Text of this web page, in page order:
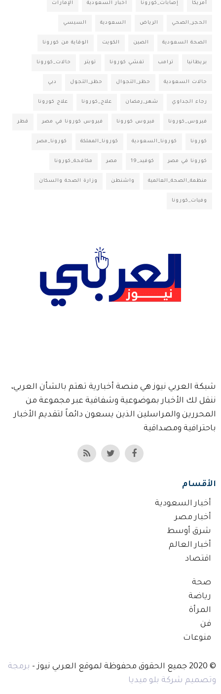
أمريكا إصابات_كورونا اخبار السعودية الإمارات
الحجر_الصحي الرياض السعودية السيسي
الصحة السعودية الصين الكويت الوقاية من كورونا
بريطانيا ترامب تفشي كورونا تويتر حالات_كورونا
حالات السعودية حظر_التجوال حظر_التجول دبي
رجاء الجداوي شهر_رمضان علاج_كورونا علاج كورونا
فيروس_كورونا فيروس كورونا فيروس كورونا في مصر قطر
كورونا كورونا_السعودية كورونا_المملكة كورونا_مصر
كورونا في مصر كوفيد_19 مصر مكافحة_كورونا
منظمة_الصحة_العالمية واشنطن وزارة الصحة والسكان
وفيات_كورونا
شبكة العربي نيوز هي منصة أخبارية تهتم بالشأن العربي،
ننقل لك الأخبار بموضوعية وشفافية عبر مجموعة من
المحررين والمراسلين الذين يسعون دائماً لتقديم الأخبار
باحترافية ومصداقية
الأقسام
أخبار السعودية
أخبار مصر
شرق أوسط
أخبار العالم
اقتصاد
صحة
رياضة
المرأة
فن
منوعات
© 2020 جميع الحقوق محفوظة لموقع العربي نيوز -
برمجة
وتصميم شركة بلو ميديا